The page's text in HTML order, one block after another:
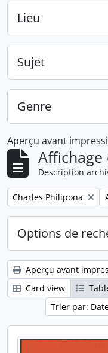
Lieu
Sujet
Genre
Aperçu avant
Affichage
Description
Remove filter:
Charles Philipona
Options de
Aperçu avant
Card view
Trier par: